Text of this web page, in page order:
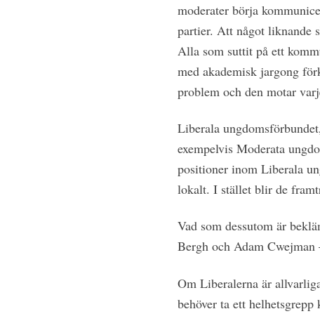
moderater börja
partier. Att något liknande
Alla som suttit på ett
med akademisk jargong
problem och den motar
Liberala
exempelvis Moderata
positioner inom Liberala
lokalt. I stället blir de
Vad som dessutom är
Bergh och Adam
Om Liberalerna är
behöver ta ett